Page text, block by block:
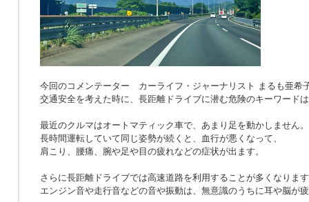
今回のコメンテーター カーライフ・ジャーナリスト まるも亜希
交通安全を考えた時に、長距離ドライブに潜む危険のキーワード
最近のクルマはオートマティック車で、あまり足を動かしません。
長時間運転していて同じ姿勢が続くと、血行が悪くなって、
肩こり、腰痛、腕や足や目の疲れなどの症状が出ます。
さらに長距離ドライブでは高速道路を利用することが多くなりま
エンジン音や走行音などの音や振動は、無意識のうちに耳や脳が